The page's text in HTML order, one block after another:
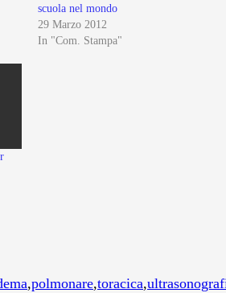
scuola nel mondo
29 Marzo 2012
In "Com. Stampa"
,polmonare,toracica,